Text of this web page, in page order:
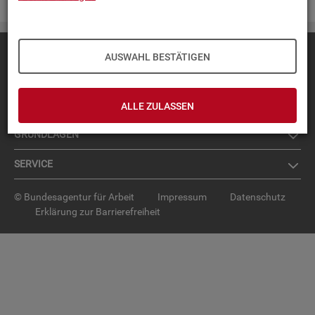
AUSWAHL BESTÄTIGEN
ALLE ZULASSEN
TOP-PRO­DUK­TE
IN­TER­AK­TI­VE STA­TIS­TI­KEN
GRUND­LA­GEN
SER­VICE
© Bundesagentur für Arbeit Impressum
Datenschutz
Erklärung zur Barrierefreiheit